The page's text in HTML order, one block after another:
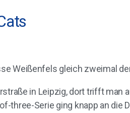
Weißenfels gleich zweimal
in Leipzig, dort trifft man
Serie ging knapp an die